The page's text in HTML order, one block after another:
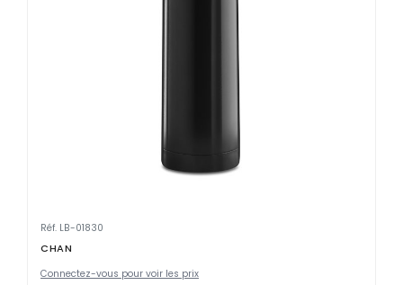
Réf. LB-01830
CHAN
Connectez-vous pour voir les prix